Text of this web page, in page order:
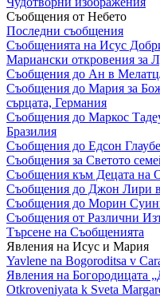
Съобщения от Небето
Последни съобщения
Съобщенията на Исус
Мариански откровения за
Съобщения до Ан в
Съобщения до Мария за
сърцата, Германия
Съобщения до Маркос
Бразилия
Съобщения до Едсон
Съобщения за Светото
Съобщения към Децата
Съобщения до Джон Лири
Съобщения до Морин
Съобщения от Различни
Търсене на Съобщенията
Явления на Исус и Мария
Yavlene na Bogoroditsa v
Явления на Богородицата
Otkroveniyata k Sveta